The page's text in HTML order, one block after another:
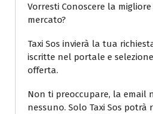
Vorresti Conoscere la
mercato?
Taxi Sos invierà la tua
iscritte nel portale e
offerta.
Non ti preoccupare, la email
nessuno. Solo Taxi Sos